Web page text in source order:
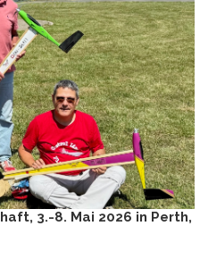
3.-8. Mai 2026 in Perth,